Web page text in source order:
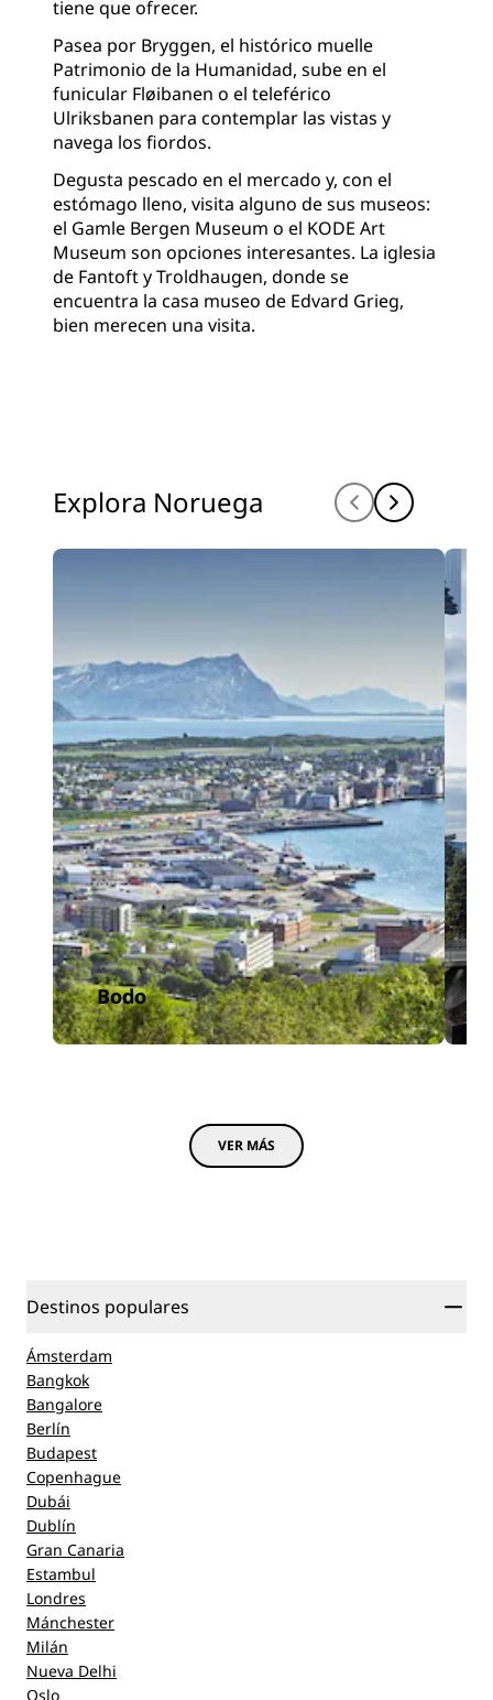
tiene que ofrecer.
Pasea por Bryggen, el histórico muelle
Patrimonio de la Humanidad, sube en el
funicular Fløibanen o el teleférico
Ulriksbanen para contemplar las vistas y
navega los fiordos.
Degusta pescado en el mercado y, con el
estómago lleno, visita alguno de sus museos:
el Gamle Bergen Museum o el KODE Art
Museum son opciones interesantes. La iglesia
de Fantoft y Troldhaugen, donde se
encuentra la casa museo de Edvard Grieg,
bien merecen una visita.
Explora Noruega
Bodo
VER MÁS
Destinos populares
Ámsterdam
Bangkok
Bangalore
Berlín
Budapest
Copenhague
Dubái
Dublín
Gran Canaria
Estambul
Londres
Mánchester
Milán
Nueva Delhi
Oslo